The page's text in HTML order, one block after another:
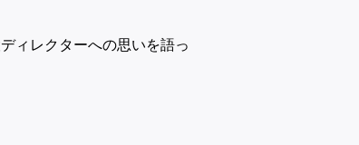
ィレクターへの思いを語っ